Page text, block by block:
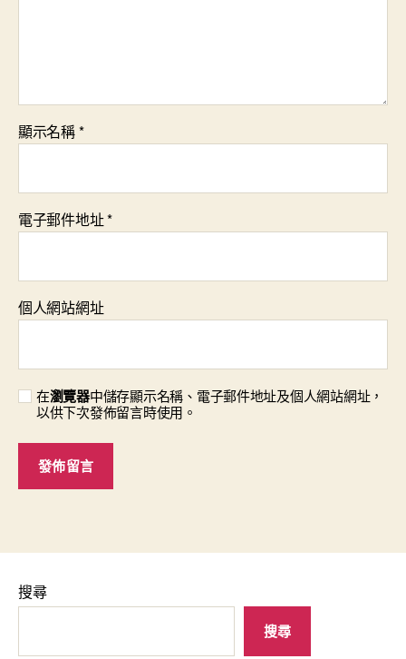
顯示名稱*
電子郵件地址*
個人網站網址
在瀏覽器中儲存顯示名稱、電子郵件地址及個人網站網址，
以供下次發佈留言時使用。
搜尋
搜尋